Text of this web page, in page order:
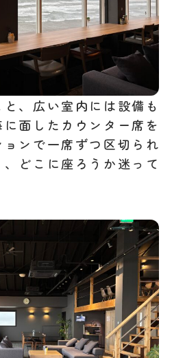
、広い室内には設備も
面したカウンター席を
ンで一席ずつ区切られ
どこに座ろうか迷って